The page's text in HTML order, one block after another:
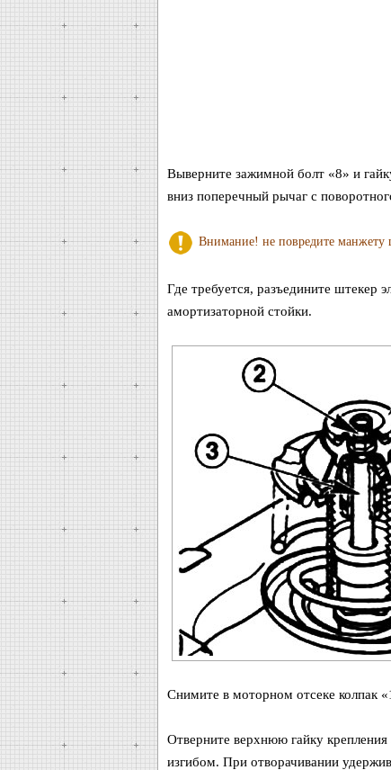
Выверните зажимной болт «8» и
вниз поперечный рычаг с
Внимание! не повредите манжету
Где требуется, разъедините штекер
амортизаторной стойки.
Снимите в моторном отсеке колпак
Отверните верхнюю гайку
изгибом. При отворачивании